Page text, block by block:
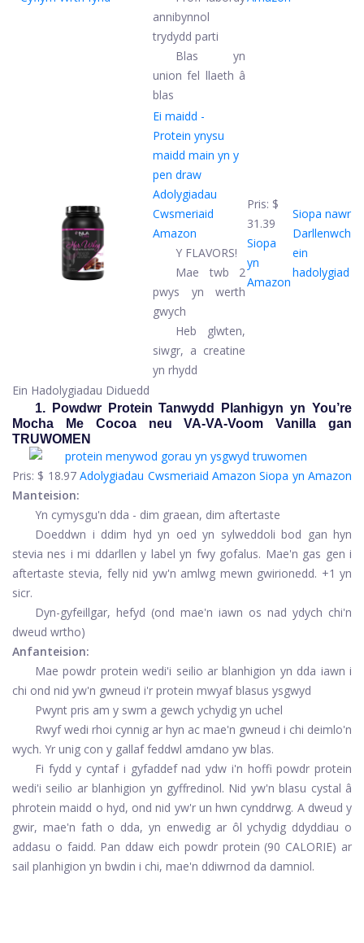
annibynnol
trydydd parti
Blas yn
union fel llaeth â
blas
Ei maidd -
Protein ynysu
maidd main yn y
pen draw
Adolygiadau
Cwsmeriaid
Amazon
Y FLAVORS!
Mae twb 2
pwys yn werth
gwych
Heb glwten,
siwgr, a creatine
yn rhydd
Pris: $
31.39
Siopa
yn
Amazon
Siopa nawr
Darllenwch
ein
hadolygiad
Ein Hadolygiadau Diduedd
1. Powdwr Protein Tanwydd Planhigyn yn You’re
Mocha Me Cocoa neu VA-VA-Voom Vanilla gan
TRUWOMEN
Pris: $ 18.97 Adolygiadau Cwsmeriaid Amazon Siopa yn Amazon
Manteision:
Yn cymysgu'n dda - dim graean, dim aftertaste
Doeddwn i ddim hyd yn oed yn sylweddoli bod gan hyn
stevia nes i mi ddarllen y label yn fwy gofalus. Mae'n gas gen i
aftertaste stevia, felly nid yw'n amlwg mewn gwirionedd. +1 yn
sicr.
Dyn-gyfeillgar, hefyd (ond mae'n iawn os nad ydych chi'n
dweud wrtho)
Anfanteision:
Mae powdr protein wedi'i seilio ar blanhigion yn dda iawn i
chi ond nid yw'n gwneud i'r protein mwyaf blasus ysgwyd
Pwynt pris am y swm a gewch ychydig yn uchel
Rwyf wedi rhoi cynnig ar hyn ac mae'n gwneud i chi deimlo'n
wych. Yr unig con y gallaf feddwl amdano yw blas.
Fi fydd y cyntaf i gyfaddef nad ydw i'n hoffi powdr protein
wedi'i seilio ar blanhigion yn gyffredinol. Nid yw'n blasu cystal â
phrotein maidd o hyd, ond nid yw'r un hwn cynddrwg. A dweud y
gwir, mae'n fath o dda, yn enwedig ar ôl ychydig ddyddiau o
addasu o faidd. Pan ddaw eich powdr protein (90 CALORIE) ar
sail planhigion yn bwdin i chi, mae'n ddiwrnod da damniol.